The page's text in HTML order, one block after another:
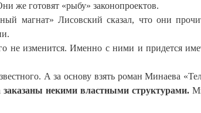
же готовят «рыбу» законопроектов.
магнат» Лисовский сказал, что они
изменится. Именно с ними и придется
А за основу взять роман Минаева
некими властными структурами.